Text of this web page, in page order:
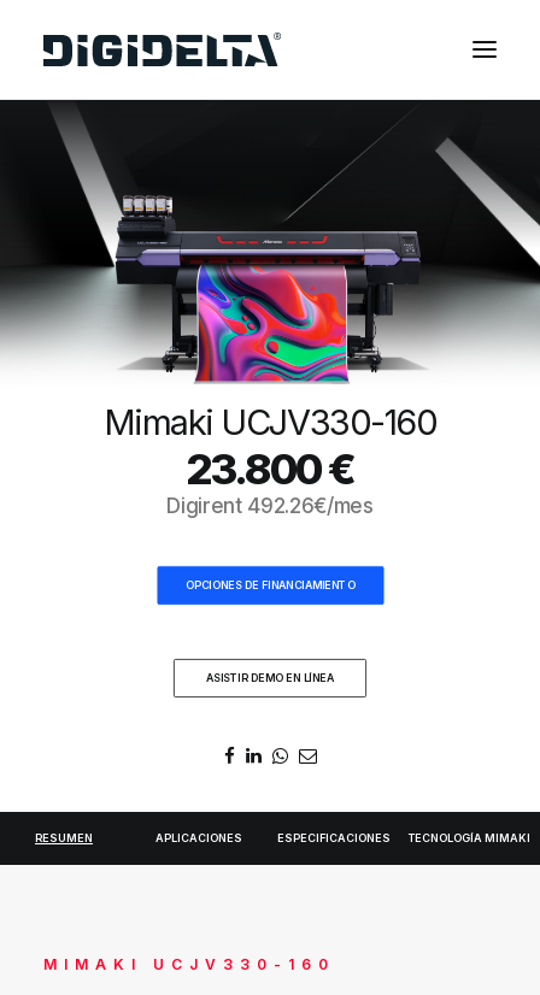
EQUIPOS
APLICACIONES
FINANCIACIÓN
TECNOLOGÍA MIMAKI
CONTACTOS
SOBRE NOSOTROS
MARCAS
DIGIDELTA ACADEMY
Mimaki UCJV330-160
23.800€
Digirent 492.26€/mes
OPCIONES DE FINANCIAMIENTO
ASISTIR DEMO EN LÍNEA
RESUMEN APLICACIONES ESPECIFICACIONES TECNOLOGÍA MIMAKI
MIMAKI UCJV330-160